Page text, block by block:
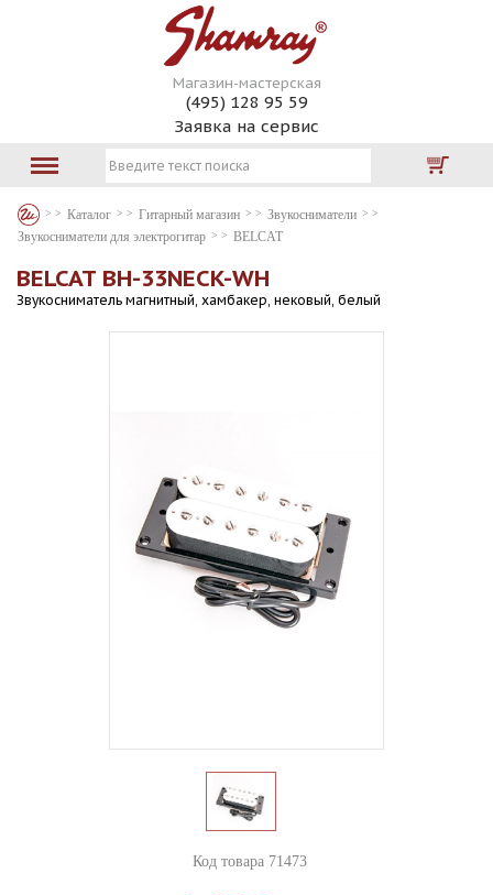
Магазин-мастерская
(495) 128 95 59
Заявка на сервис
Каталог Гитарный магазин
Звукосниматели
Звукосниматели для электрогитар
BELCAT
BELCAT BH-33NECK-WH
Звукосниматель магнитный, хамбакер, нековый, белый
Код товара 71473